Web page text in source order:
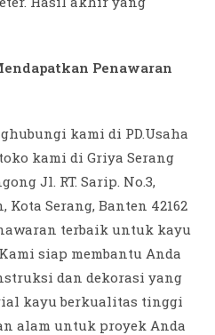
Penawaran
kami di PD.Usaha
kami di Griya Serang
Jl. RT. Sarip. No.3,
Kota Serang, Banten 42162
terbaik untuk kayu
siap membantu Anda
dan dekorasi yang
kayu berkualitas tinggi
alam untuk proyek Anda